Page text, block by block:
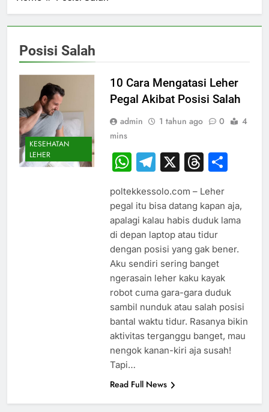
Posisi Salah
KESEHATAN
LEHER
10 Cara Mengatasi Leher
Pegal Akibat Posisi Salah
admin 1 tahun ago 0
4
mins
WhatsApp
Telegram
X
poltekkessolo.com – Leher
pegal itu bisa datang kapan aja,
apalagi kalau habis duduk lama
di depan laptop atau tidur
dengan posisi yang gak bener.
Aku sendiri sering banget
ngerasain leher kaku kayak
robot cuma gara-gara duduk
sambil nunduk atau salah posisi
bantal waktu tidur. Rasanya bikin
aktivitas terganggu banget, mau
nengok kanan-kiri aja susah!
Tapi…
Read Full News